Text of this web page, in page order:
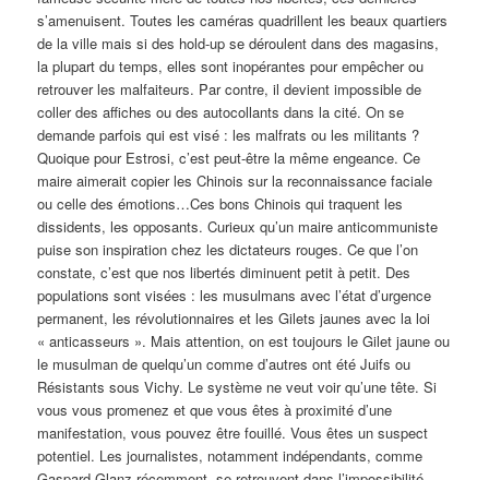
s’amenuisent. Toutes les caméras quadrillent les beaux quartiers
de la ville mais si des hold-up se déroulent dans des magasins,
la plupart du temps, elles sont inopérantes pour empêcher ou
retrouver les malfaiteurs. Par contre, il devient impossible de
coller des affiches ou des autocollants dans la cité. On se
demande parfois qui est visé : les malfrats ou les militants ?
Quoique pour Estrosi, c’est peut-être la même engeance. Ce
maire aimerait copier les Chinois sur la reconnaissance faciale
ou celle des émotions…Ces bons Chinois qui traquent les
dissidents, les opposants. Curieux qu’un maire anticommuniste
puise son inspiration chez les dictateurs rouges. Ce que l’on
constate, c’est que nos libertés diminuent petit à petit. Des
populations sont visées : les musulmans avec l’état d’urgence
permanent, les révolutionnaires et les Gilets jaunes avec la loi
« anticasseurs ». Mais attention, on est toujours le Gilet jaune ou
le musulman de quelqu’un comme d’autres ont été Juifs ou
Résistants sous Vichy. Le système ne veut voir qu’une tête. Si
vous vous promenez et que vous êtes à proximité d’une
manifestation, vous pouvez être fouillé. Vous êtes un suspect
potentiel. Les journalistes, notamment indépendants, comme